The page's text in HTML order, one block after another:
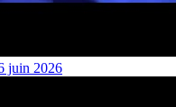
juin 2026